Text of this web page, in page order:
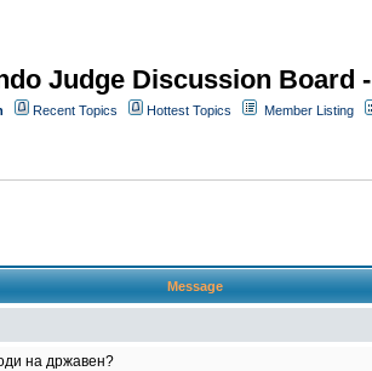
Judge Discussion Board
Recent Topics Hottest Topics Member Listing
Message
на државен?